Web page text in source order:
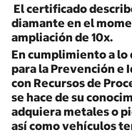
El certificado
diamante en el
ampliación de 10x.
En cumplimiento a lo
para la Prevención e
con Recursos de
se hace de su
adquiera metales o
así como vehículos